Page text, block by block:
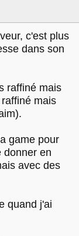
c'est plus
dans son
raffiné mais
mais
game pour
donner en
avec des
quand j'ai